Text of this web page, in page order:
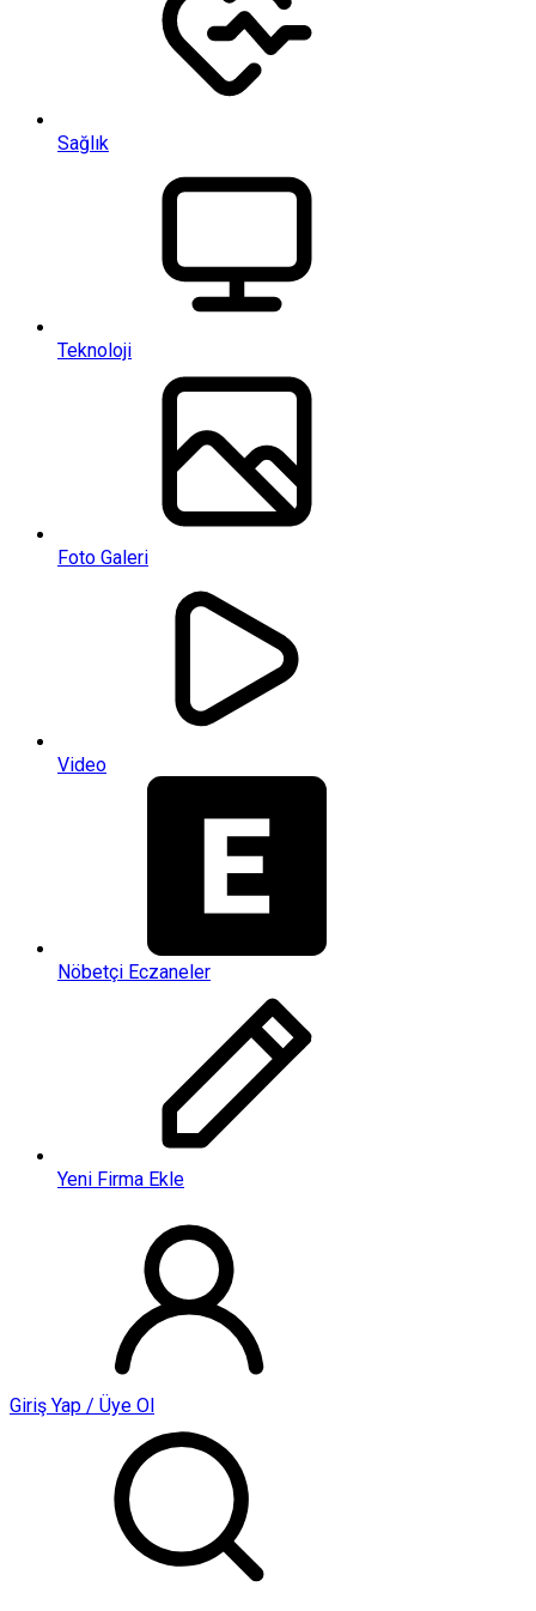
Sağlık
Teknoloji
Foto Galeri
Video
Nöbetçi Eczaneler
Yeni Firma Ekle
Giriş Yap / Üye Ol